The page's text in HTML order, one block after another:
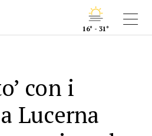
16° - 31°
con i
Lucerna